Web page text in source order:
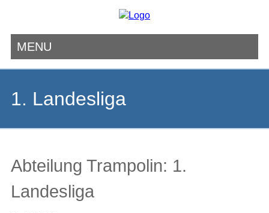
MENU
1. Landesliga
Abteilung Trampolin: 1.
Landesliga